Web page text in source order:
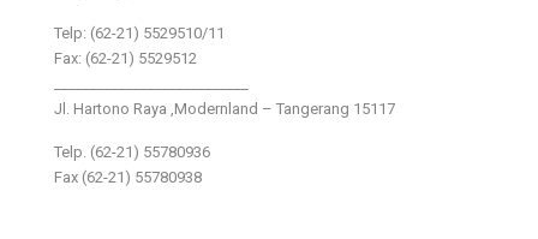
Telp: (62-21) 5529510/11
Fax: (62-21) 5529512
Jl. Hartono Raya ,Modernland – Tangerang 15117
Telp. (62-21) 55780936
Fax (62-21) 55780938